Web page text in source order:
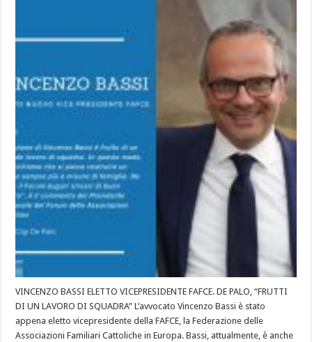
VINCENZO BASSI ELETTO VICEPRESIDENTE FAFCE. DE PALO, “FRUTTI
DI UN LAVORO DI SQUADRA” L’avvocato Vincenzo Bassi è stato
appena eletto vicepresidente della FAFCE, la Federazione delle
Associazioni Familiari Cattoliche in Europa. Bassi, attualmente, è anche